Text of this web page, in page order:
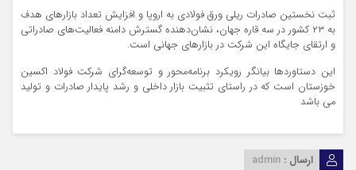
ثبت نخستین صادرات ریلی ورق فولادی به اروپا و افزایش تعداد بازارهای هدف
به ۲۳ کشور در سه قاره جهان، نشان‌دهنده گسترش دامنه فعالیت‌های صادراتی
و ارتقای جایگاه این شرکت در بازارهای جهانی است.
این دستاوردها بیانگر رویکرد برنامه‌محور و توسعه‌گرای شرکت فولاد اکسین
خوزستان است که در راستای تثبیت بازار داخلی و رشد پایدار صادرات و تولید
می باشد
ارسال : admin